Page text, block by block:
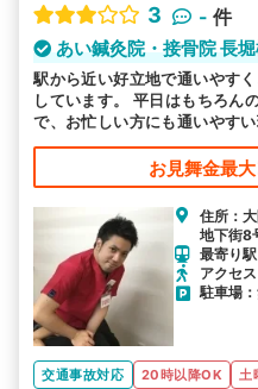
3
- 件
あい鍼灸院・接骨院 長
駅から近い好立地で通いやす
しています。 平日はもちろん
で、お忙しい方にも通いやす
ちしております。
お見舞金最大
住所：
地下街8
最寄り
アクセ
駐車場
交通事故対応 20時以降OK 土